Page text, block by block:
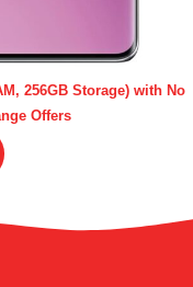
256GB Storage) with No
Offers